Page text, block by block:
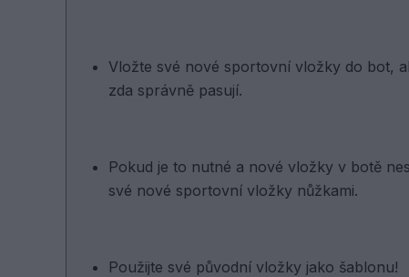
Vložte své nové sportovní vložky do bot,
zda správně pasují.
Pokud je to nutné a nové vložky v botě
své nové sportovní vložky nůžkami.
Použijte své původní vložky jako šablonu!